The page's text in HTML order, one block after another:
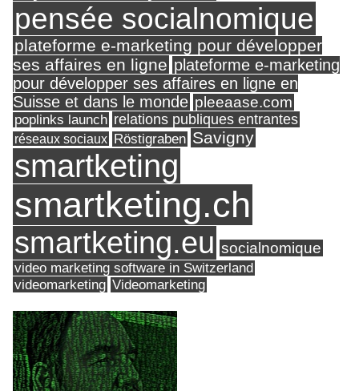
pensée socialnomique
plateforme e-marketing pour développer
ses affaires en ligne plateforme e-marketing
pour développer ses affaires en ligne en
Suisse et dans le monde pleeaase.com
poplinks launch relations publiques entrantes
réseaux sociaux Röstigraben Savigny
smartketing
smartketing.ch
smartketing.eu socialnomique
video marketing software in Switzerland
videomarketing Videomarketing